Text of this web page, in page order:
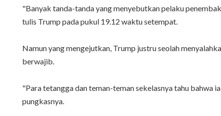
"Banyak tanda-tanda yang menyebutkan pelaku
tulis Trump pada pukul 19.12 waktu setempat.
Namun yang mengejutkan, Trump justru seolah
berwajib.
"Para tetangga dan teman-teman sekelasnya tahu bahwa
pungkasnya.